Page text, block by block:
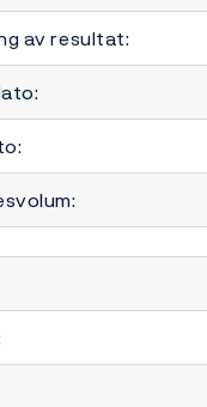
av resultat: